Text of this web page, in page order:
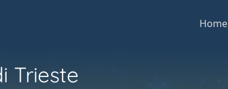
Home
Trieste